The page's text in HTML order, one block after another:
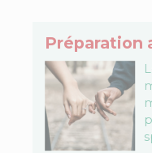
Préparation